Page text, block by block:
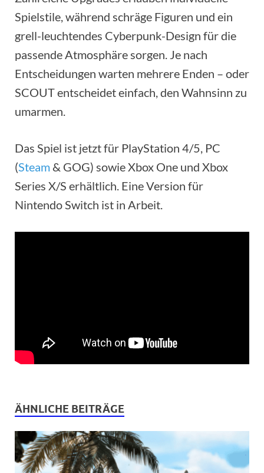
Spielstile, während schräge Figuren und ein
grell-leuchtendes Cyberpunk-Design für die
passende Atmosphäre sorgen. Je nach
Entscheidungen warten mehrere Enden – oder
SCOUT entscheidet einfach, den Wahnsinn zu
umarmen.
Das Spiel ist jetzt für PlayStation 4/5, PC
(Steam& GOG) sowie Xbox One und Xbox
Series X/S erhältlich. Eine Version für
Nintendo Switch ist in Arbeit.
ÄHNLICHE BEITRÄGE